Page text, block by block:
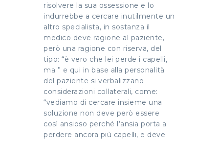
risolvere la sua ossessione e lo
indurrebbe a cercare inutilmente un
altro specialista, in sostanza il
medico deve ragione al paziente,
però una ragione con riserva, del
tipo: “è vero che lei perde i capelli,
ma ” e qui in base alla personalità
del paziente si verbalizzano
considerazioni collaterali, come:
“vediamo di cercare insieme una
soluzione non deve però essere
così ansioso perché l’ansia porta a
perdere ancora più capelli, e deve